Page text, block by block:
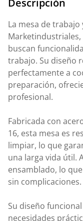
Descripción
La mesa de
buscan
trabajo. Su diseño
perfectamente a
preparación,
profesional.
Fabricada con
16, esta mesa es
limpiar, lo que
una larga vida útil.
ensamblado, lo
sin complicaciones.
Su diseño
necesidades